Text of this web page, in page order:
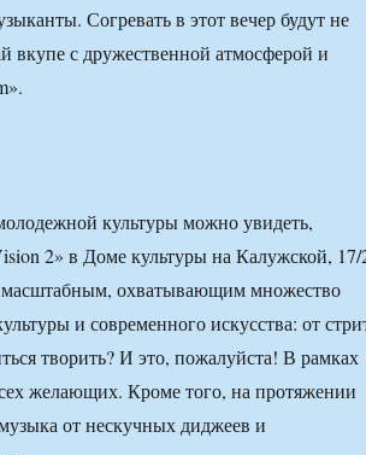
Согревать в этот вечер будут не
вкупе с дружественной атмосферой и
культуры можно увидеть,
2» в Доме культуры на Калужской, 17/
масштабным, охватывающим множество
и современного искусства: от
творить? И это, пожалуйста! В рамках
желающих. Кроме того, на протяжении
от нескучных диджеев и